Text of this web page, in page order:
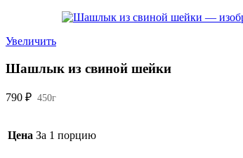
Увеличить
Шашлык из свиной шейки
790 ₽ 450г
Цена За 1 порцию